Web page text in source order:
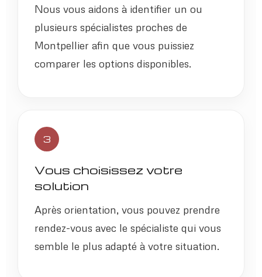
Nous vous aidons à identifier un ou
plusieurs spécialistes proches de
Montpellier afin que vous puissiez
comparer les options disponibles.
3
Vous choisissez votre
solution
Après orientation, vous pouvez prendre
rendez-vous avec le spécialiste qui vous
semble le plus adapté à votre situation.